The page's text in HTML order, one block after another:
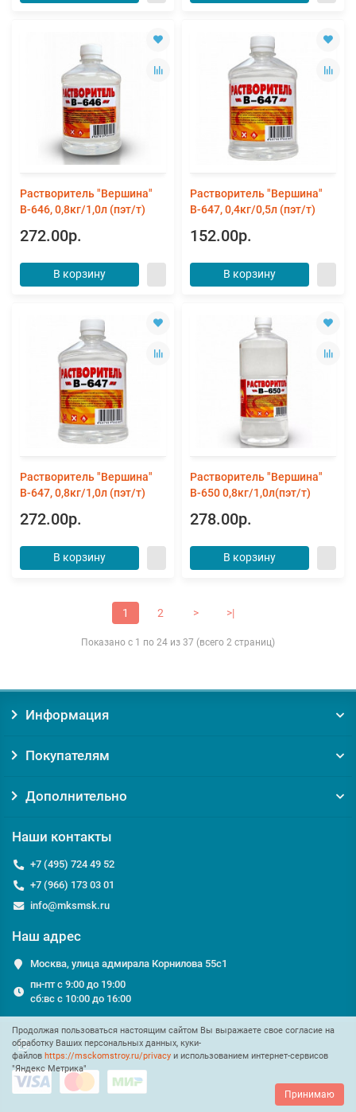
Растворитель "Вершина"
В-646, 0,8кг/1,0л (пэт/т)
272.00р.
В корзину
Растворитель "Вершина"
В-647, 0,4кг/0,5л (пэт/т)
152.00р.
В корзину
Растворитель "Вершина"
В-647, 0,8кг/1,0л (пэт/т)
272.00р.
В корзину
Растворитель "Вершина"
В-650 0,8кг/1,0л(пэт/т)
278.00р.
В корзину
1 2 > >|
Показано с 1 по 24 из 37 (всего 2 страниц)
Продолжая пользоваться настоящим сайтом Вы выражаете свое согласие на
обработку Ваших персональных данных, куки-
файлов https://msckomstroy.ru/privacy и использованием интернет-сервисов
"Яндекс Метрика"
Принимаю
Информация
Покупателям
Дополнительно
Наши контакты
+7 (495) 724 49 52
+7 (966) 173 03 01
info@mksmsk.ru
Наш адрес
Москва, улица адмирала Корнилова 55с1
пн-пт с 9:00 до 19:00
сб:вс с 10:00 до 16:00